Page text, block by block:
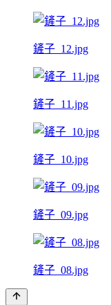
鏟子_12.jpg
鏟子_11.jpg
鏟子_10.jpg
鏟子_09.jpg
鏟子_08.jpg